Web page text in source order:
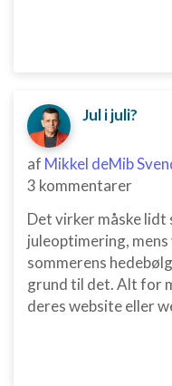
Jul i juli?
af Mikkel deMib
3 kommentarer
Det virker måske
juleoptimering,
sommerens
grund til det. Alt for
deres website eller